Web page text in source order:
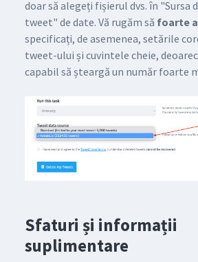
doar să alegeți fișierul dvs. în "Sursa
tweet" de date. Vă rugăm să foarte
specificați, de asemenea, setările
tweet-ului și cuvintele cheie,
capabil să șteargă un număr foarte
Sfaturi și informații
suplimentare